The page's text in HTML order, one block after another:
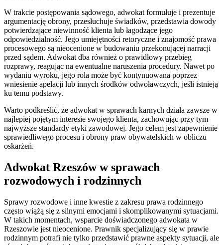
W trakcie postępowania sądowego, adwokat formułuje i prezentuje
argumentację obrony, przesłuchuje świadków, przedstawia dowody
potwierdzające niewinność klienta lub łagodzące jego
odpowiedzialność. Jego umiejętności retoryczne i znajomość prawa
procesowego są nieocenione w budowaniu przekonującej narracji
przed sądem. Adwokat dba również o prawidłowy przebieg
rozprawy, reagując na ewentualne naruszenia procedury. Nawet po
wydaniu wyroku, jego rola może być kontynuowana poprzez
wniesienie apelacji lub innych środków odwoławczych, jeśli istnieją
ku temu podstawy.
Warto podkreślić, że adwokat w sprawach karnych działa zawsze w
najlepiej pojętym interesie swojego klienta, zachowując przy tym
najwyższe standardy etyki zawodowej. Jego celem jest zapewnienie
sprawiedliwego procesu i obrony praw obywatelskich w obliczu
oskarżeń.
Adwokat Rzeszów w sprawach
rozwodowych i rodzinnych
Sprawy rozwodowe i inne kwestie z zakresu prawa rodzinnego
często wiążą się z silnymi emocjami i skomplikowanymi sytuacjami.
W takich momentach, wsparcie doświadczonego adwokata w
Rzeszowie jest nieocenione. Prawnik specjalizujący się w prawie
rodzinnym potrafi nie tylko przedstawić prawne aspekty sytuacji, ale